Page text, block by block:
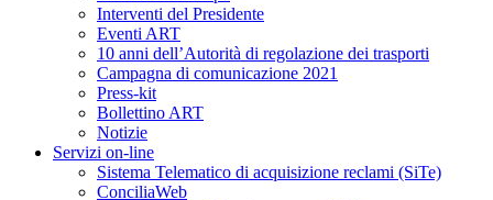
Interventi del Presidente
Eventi ART
10 anni dell’Autorità di regolazione dei trasporti
Campagna di comunicazione 2021
Press-kit
Bollettino ART
Notizie
Servizi on-line
Sistema Telematico di acquisizione reclami (SiTe)
ConciliaWeb